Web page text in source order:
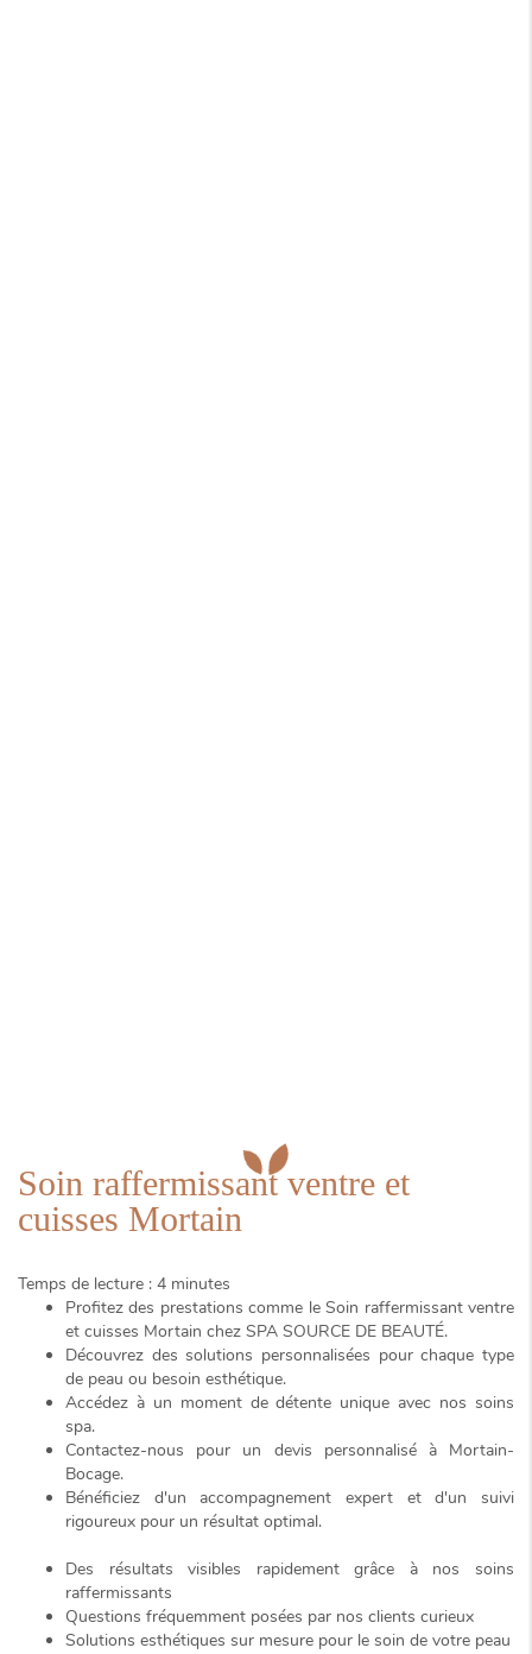
Soin raffermissant ventre et
cuisses Mortain
Temps de lecture : 4 minutes
Profitez des prestations comme leSoin raffermissant ventre
et cuisses Mortain chez SPA SOURCE DE BEAUTÉ.
Découvrez des solutions personnalisées pour chaque type
de peau ou besoin esthétique.
Accédez à un moment de détente unique avec nos soins
spa.
Contactez-nous pour un devis personnalisé à Mortain-
Bocage.
Bénéficiez d'un accompagnement expert et d'un suivi
rigoureux pour un résultat optimal.
Des résultats visibles rapidement grâce à nos soins
raffermissants
Questions fréquemment posées par nos clients curieux
Solutions esthétiques sur mesure pour le soin de votre peau